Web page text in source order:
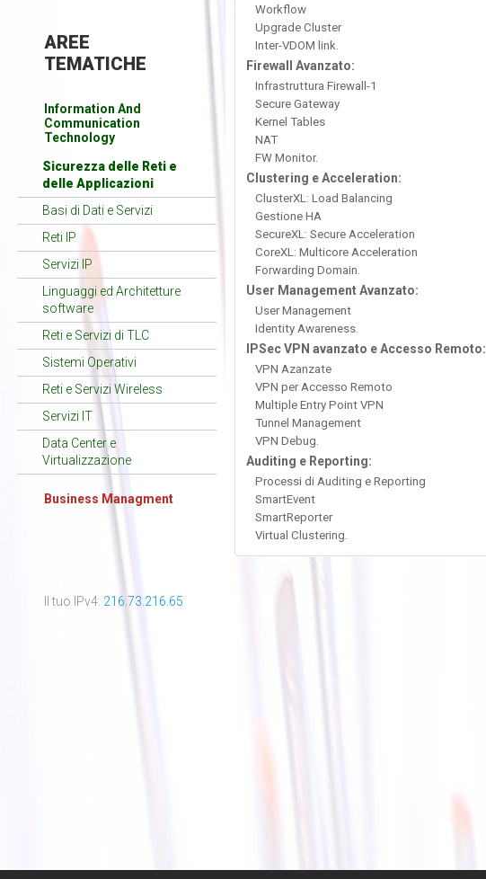
Workflow
Upgrade Cluster
Inter-VDOM link.
Firewall Avanzato:
Infrastruttura Firewall-1
Secure Gateway
Kernel Tables
NAT
FW Monitor.
Clustering e Acceleration:
ClusterXL: Load Balancing
Gestione HA
SecureXL: Secure Acceleration
CoreXL: Multicore Acceleration
Forwarding Domain.
User Management Avanzato:
User Management
Identity Awareness.
IPSec VPN avanzato e Accesso Remoto:
VPN Azanzate
VPN per Accesso Remoto
Multiple Entry Point VPN
Tunnel Management
VPN Debug.
Auditing e Reporting:
Processi di Auditing e Reporting
SmartEvent
SmartReporter
Virtual Clustering.
AREE
TEMATICHE
Information And
Communication
Technology
Sicurezza delle Reti e
delle Applicazioni
Basi di Dati e Servizi
Reti IP
Servizi IP
Linguaggi ed Architetture
software
Reti e Servizi di TLC
Sistemi Operativi
Reti e Servizi Wireless
Servizi IT
Data Center e
Virtualizzazione
Business Managment
Il tuo IPv4: 216.73.216.65